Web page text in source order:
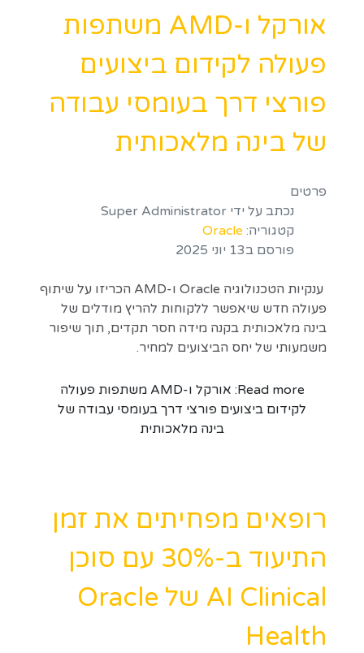
אורקל ו-AMD משתפות
פעולה לקידום ביצועים
פורצי דרך בעומסי עבודה
של בינה מלאכותית
פרטים
נכתב על ידי Super Administrator
קטגוריה: Oracle
פורסם ב13 יוני 2025
ענקיות הטכנולוגיה Oracle ו-AMD הכריזו על שיתוף
פעולה חדש שיאפשר ללקוחות להריץ מודלים של
בינה מלאכותית בקנה מידה חסר תקדים, תוך שיפור
משמעותי של יחס הביצועים למחיר.
Read more: אורקל ו-AMD משתפות פעולה
לקידום ביצועים פורצי דרך בעומסי עבודה של
בינה מלאכותית
רופאים מפחיתים את זמן
התיעוד ב-30% עם סוכן
AI Clinical של Oracle
Health